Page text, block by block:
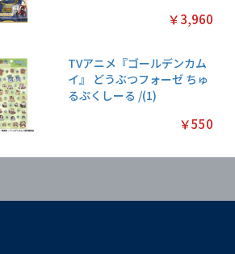
￥3,960
TVアニメ『ゴールデンカム
イ』 どうぶつフォーゼ ちゅ
るぷくしーる /(1)
￥550